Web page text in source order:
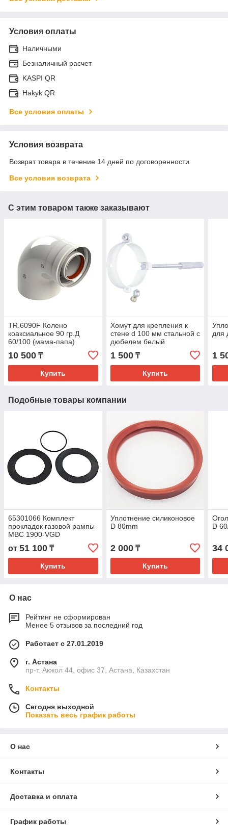
Условия оплаты
Наличными
Безналичный расчет
KASPI QR
Hakyk QR
Все условия оплаты
Условия возврата
Возврат товара в течение 14 дней по договоренности
Все условия возврата
С этим товаром также заказывают
TR.6090F Колено
коаксиальное 90 гр.Д
60/100 (мама-папа)
10 500 ₸
Купить
Хомут для крепления к
стене d 100 мм стальной с
дюбелем белый
1 500₸
Купить
для
1
Подобные товары компании
65301066 Комплект
прокладок газовой рампы
MBC 1900-VGD
от 51 100 ₸
Купить
Уплотнение силиконовое
D 80mm
2 000₸
Купить
D
34
О нас
Рейтинг не сформирован
Менее 5 отзывов за последний год
Работает с 27.01.2019
г. Астана
пр-т. Акжол 44, офис 37, Астана, Казахстан
Контакты
Сегодня выходной
Показать весь график работы
О нас
Контакты
Доставка и оплата
График работы